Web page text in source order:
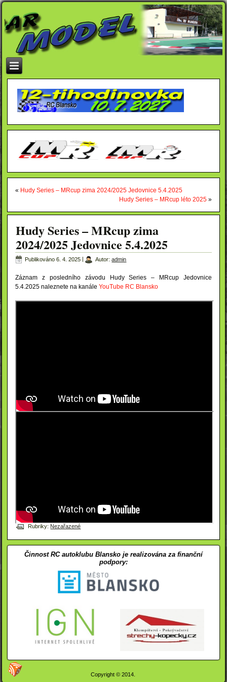
« Hudy Series – MRcup zima 2024/2025 Jedovnice 5.4.2025
Hudy Series – MRcup léto 2025»
Hudy Series – MRcup zima
2024/2025 Jedovnice 5.4.2025
Publikováno 6. 4. 2025 Autor: admin
Záznam z posledního závodu Hudy Series – MRcup Jedovnice
5.4.2025 naleznete na kanáleYouTube RC Blansko
Rubriky: Nezařazené
Činnost RC autoklubu Blansko je realizována za finanční
podpory:
Copyright © 2014.